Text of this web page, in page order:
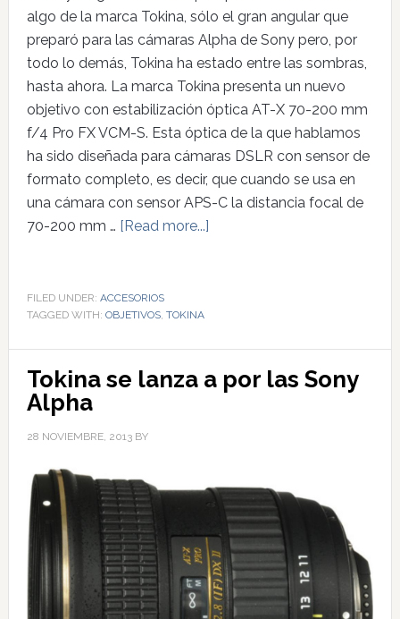
algo de la marca Tokina, sólo el gran angular que
preparó para las cámaras Alpha de Sony pero, por
todo lo demás, Tokina ha estado entre las sombras,
hasta ahora. La marca Tokina presenta un nuevo
objetivo con estabilización óptica AT-X 70-200 mm
f/4 Pro FX VCM-S. Esta óptica de la que hablamos
ha sido diseñada para cámaras DSLR con sensor de
formato completo, es decir, que cuando se usa en
una cámara con sensor APS-C la distancia focal de
70-200 mm … [Read more...]
FILED UNDER: ACCESORIOS
TAGGED WITH: OBJETIVOS, TOKINA
Tokina se lanza a por las Sony
Alpha
28 NOVIEMBRE, 2013BY